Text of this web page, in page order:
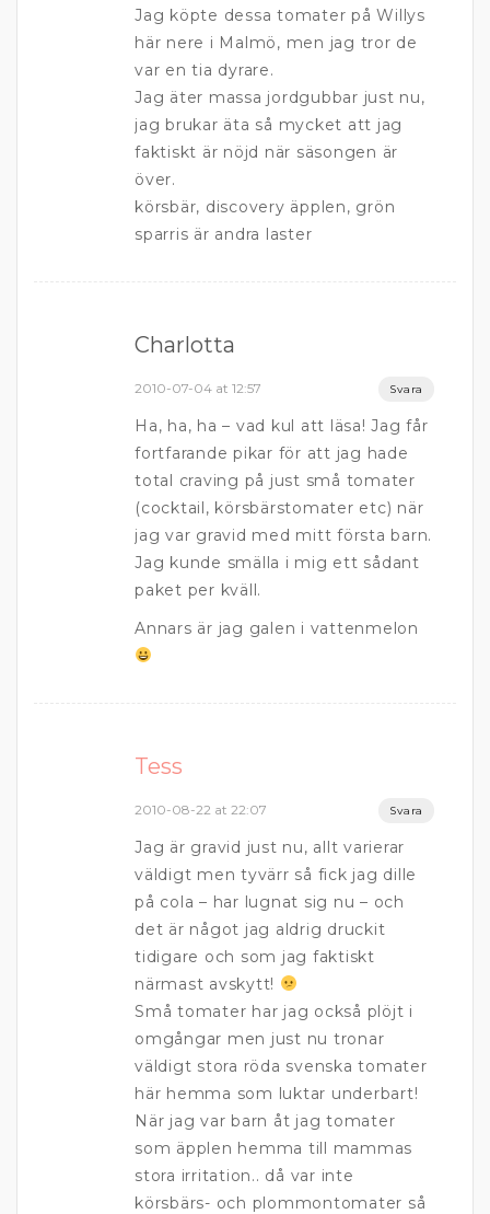
Jag köpte dessa tomater på Willys
här nere i Malmö, men jag tror de
var en tia dyrare.
Jag äter massa jordgubbar just nu,
jag brukar äta så mycket att jag
faktiskt är nöjd när säsongen är
över.
körsbär, discovery äpplen, grön
sparris är andra laster
Charlotta
2010-07-04 at 12:57 Svara
Ha, ha, ha – vad kul att läsa! Jag får
fortfarande pikar för att jag hade
total craving på just små tomater
(cocktail, körsbärstomater etc) när
jag var gravid med mitt första barn.
Jag kunde smälla i mig ett sådant
paket per kväll.
Annars är jag galen i vattenmelon
Tess
2010-08-22 at 22:07 Svara
Jag är gravid just nu, allt varierar
väldigt men tyvärr så fick jag dille
på cola – har lugnat sig nu – och
det är något jag aldrig druckit
tidigare och som jag faktiskt
närmast avskytt!
Små tomater har jag också plöjt i
omgångar men just nu tronar
väldigt stora röda svenska tomater
här hemma som luktar underbart!
När jag var barn åt jag tomater
som äpplen hemma till mammas
stora irritation.. då var inte
körsbärs- och plommontomater så